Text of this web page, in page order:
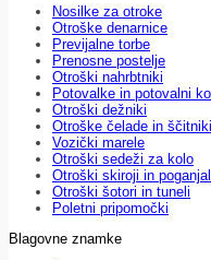
Nosilke za otroke
Otroške denarnice
Previjalne torbe
Prenosne postelje
Otroški nahrbtniki
Potovalke in potovalni
Otroški dežniki
Otroške čelade in ščitniki
Vozički marele
Otroški sedeži za kolo
Otroški skiroji in
Otroški šotori in tuneli
Poletni pripomočki
Blagovne znamke